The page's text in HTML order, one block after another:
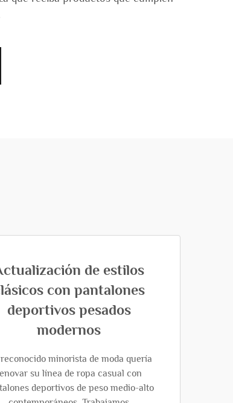
de estilos
con pantalones
deportivos pesados
modernos
minorista de moda quería
su línea de ropa casual con
deportivos de peso medio-alto